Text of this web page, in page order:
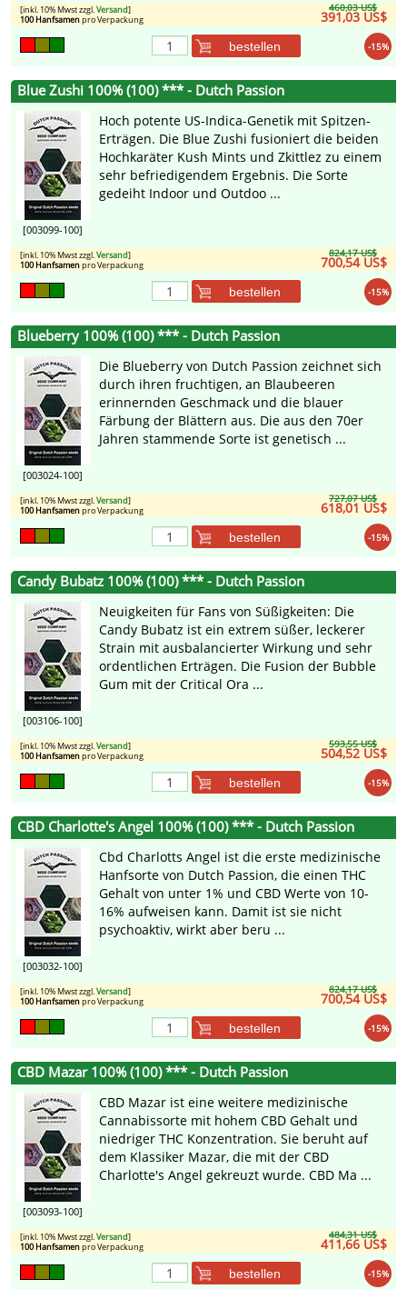
460,03 US$
391,03 US$
[inkl. 10% Mwst zzgl.Versand]
100 Hanfsamenpro Verpackung
-15%
bestellen
Blue Zushi 100% (100) *** - Dutch Passion
[003099-100]
Hoch potente US-Indica-Genetik mit Spitzen-
Erträgen. Die Blue Zushi fusioniert die beiden
Hochkaräter Kush Mints und Zkittlez zu einem
sehr befriedigendem Ergebnis. Die Sorte
gedeiht Indoor und Outdoo ...
824,17 US$
700,54 US$
[inkl. 10% Mwst zzgl.Versand]
100 Hanfsamenpro Verpackung
-15%
bestellen
Blueberry 100% (100) *** - Dutch Passion
[003024-100]
Die Blueberry von Dutch Passion zeichnet sich
durch ihren fruchtigen, an Blaubeeren
erinnernden Geschmack und die blauer
Färbung der Blättern aus. Die aus den 70er
Jahren stammende Sorte ist genetisch ...
727,07 US$
618,01 US$
[inkl. 10% Mwst zzgl.Versand]
100 Hanfsamenpro Verpackung
-15%
bestellen
Candy Bubatz 100% (100) *** - Dutch Passion
[003106-100]
Neuigkeiten für Fans von Süßigkeiten: Die
Candy Bubatz ist ein extrem süßer, leckerer
Strain mit ausbalancierter Wirkung und sehr
ordentlichen Erträgen. Die Fusion der Bubble
Gum mit der Critical Ora ...
593,55 US$
504,52 US$
[inkl. 10% Mwst zzgl.Versand]
100 Hanfsamenpro Verpackung
-15%
bestellen
CBD Charlotte's Angel 100% (100) *** - Dutch Passion
[003032-100]
Cbd Charlotts Angel ist die erste medizinische
Hanfsorte von Dutch Passion, die einen THC
Gehalt von unter 1% und CBD Werte von 10-
16% aufweisen kann. Damit ist sie nicht
psychoaktiv, wirkt aber beru ...
824,17 US$
700,54 US$
[inkl. 10% Mwst zzgl.Versand]
100 Hanfsamenpro Verpackung
-15%
bestellen
CBD Mazar 100% (100) *** - Dutch Passion
[003093-100]
CBD Mazar ist eine weitere medizinische
Cannabissorte mit hohem CBD Gehalt und
niedriger THC Konzentration. Sie beruht auf
dem Klassiker Mazar, die mit der CBD
Charlotte's Angel gekreuzt wurde. CBD Ma ...
484,31 US$
411,66 US$
[inkl. 10% Mwst zzgl.Versand]
100 Hanfsamenpro Verpackung
-15%
bestellen